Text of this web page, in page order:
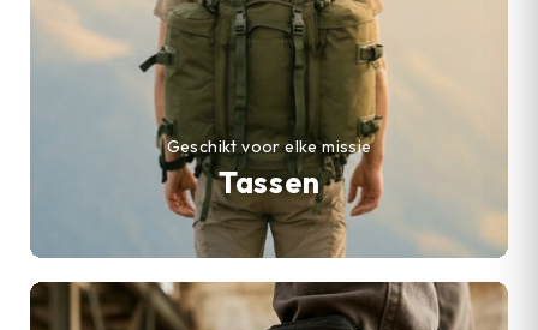
Tassen
Geschikt voor elke missie